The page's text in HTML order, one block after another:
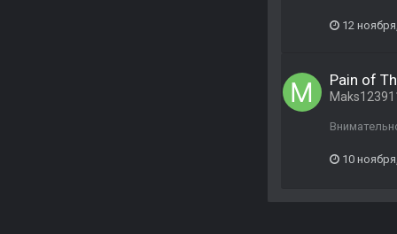
12
Pain of
10